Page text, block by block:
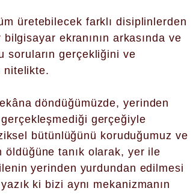
üretebilecek farklı disiplinlerden
ekranının arkasında ve
soruların gerçekliğini ve
nitelikte.
döndüğümüzde, yerinden
gerçeğiyle
bütünlüğünü koruduğumuz ve
tanık olarak, yer ile
yerinden yurdundan edilmesi
ki bizi aynı mekanizmanın